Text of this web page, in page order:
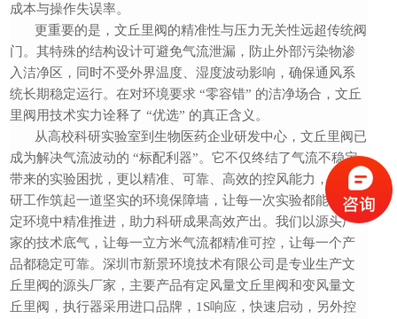
成本与操作失误率。
更重要的是，文丘里阀的精准性与压力无关性远超传统阀
门。其特殊的结构设计可避免气流泄漏，防止外部污染物渗
入洁净区，同时不受外界温度、湿度波动影响，确保通风系
统长期稳定运行。在对环境要求 “零容错” 的洁净场合，文丘
里阀用技术实力诠释了 “优选” 的真正含义。
从高校科研实验室到生物医药企业研发中心，文丘里阀已
成为解决气流波动的 “标配利器”。它不仅终结了气流不稳定
带来的实验困扰，更以精准、可靠、高效的控风能力，为科
研工作筑起一道坚实的环境保障墙，让每一次实验都能在稳
定环境中精准推进，助力科研成果高效产出。我们以源头厂
家的技术底气，让每一立方米气流都精准可控 ，让每一个产
品都稳定可靠。深圳市新景环境技术有限公司是专业生产文
丘里阀的源头厂家，主要产品有定风量文丘里阀和变风量文
丘里阀，执行器采用进口品牌， 1S响应，快速启动，另外控